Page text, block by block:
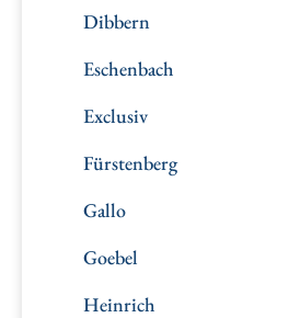
Dibbern
Eschenbach
Exclusiv
Fürstenberg
Gallo
Goebel
Heinrich